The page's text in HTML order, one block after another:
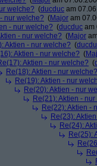
welche? (ducduc am
nur welche? (Major am
- nur welche? (ducduc am
- nur welche? (Major
Aktien - nur welche? (
Aktien - nur welche? (
Aktien - nur welche? (
Re(18): Aktien - nur welche?
Re(19): Aktien - nur
Re(20): Aktien - nur
Re(21): Aktien -
Re(22): Aktien -
Re(23):
Re(24):
Re(25):